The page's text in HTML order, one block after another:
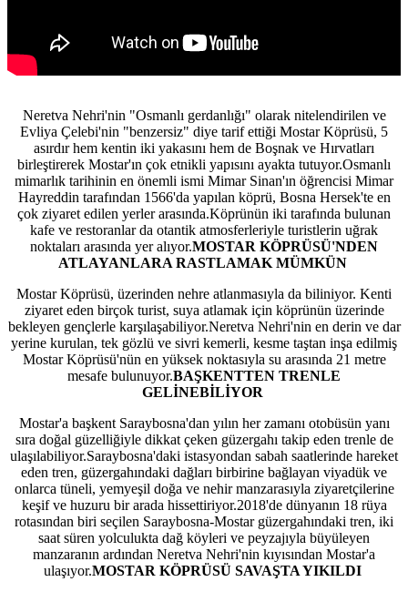
Neretva Nehri'nin "Osmanlı gerdanlığı" olarak nitelendirilen ve
Evliya Çelebi'nin "benzersiz" diye tarif ettiği Mostar Köprüsü, 5
asırdır hem kentin iki yakasını hem de Boşnak ve Hırvatları
birleştirerek Mostar'ın çok etnikli yapısını ayakta tutuyor.Osmanlı
mimarlık tarihinin en önemli ismi Mimar Sinan'ın öğrencisi Mimar
Hayreddin tarafından 1566'da yapılan köprü, Bosna Hersek'te en
çok ziyaret edilen yerler arasında.Köprünün iki tarafında bulunan
kafe ve restoranlar da otantik atmosferleriyle turistlerin uğrak
noktaları arasında yer alıyor.MOSTAR KÖPRÜSÜ'NDEN
ATLAYANLARA RASTLAMAK MÜMKÜN
Mostar Köprüsü, üzerinden nehre atlanmasıyla da biliniyor. Kenti
ziyaret eden birçok turist, suya atlamak için köprünün üzerinde
bekleyen gençlerle karşılaşabiliyor.Neretva Nehri'nin en derin ve dar
yerine kurulan, tek gözlü ve sivri kemerli, kesme taştan inşa edilmiş
Mostar Köprüsü'nün en yüksek noktasıyla su arasında 21 metre
mesafe bulunuyor.BAŞKENTTEN TRENLE
GELİNEBİLİYOR
Mostar'a başkent Saraybosna'dan yılın her zamanı otobüsün yanı
sıra doğal güzelliğiyle dikkat çeken güzergahı takip eden trenle de
ulaşılabiliyor.Saraybosna'daki istasyondan sabah saatlerinde hareket
eden tren, güzergahındaki dağları birbirine bağlayan viyadük ve
onlarca tüneli, yemyeşil doğa ve nehir manzarasıyla ziyaretçilerine
keşif ve huzuru bir arada hissettiriyor.2018'de dünyanın 18 rüya
rotasından biri seçilen Saraybosna-Mostar güzergahındaki tren, iki
saat süren yolculukta dağ köyleri ve peyzajıyla büyüleyen
manzaranın ardından Neretva Nehri'nin kıyısından Mostar'a
ulaşıyor.MOSTAR KÖPRÜSÜ SAVAŞTA YIKILDI